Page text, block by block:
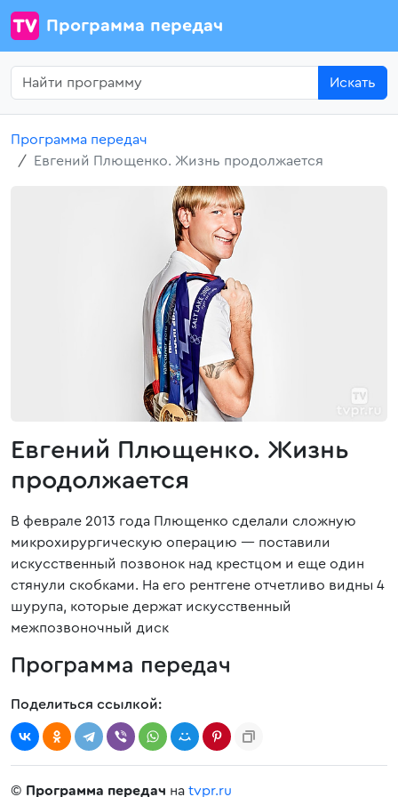
Программа передач
Искать
Программа передач
Евгений Плющенко. Жизнь продолжается
Евгений Плющенко. Жизнь
продолжается
В феврале 2013 года Плющенко сделали сложную
микрохирургическую операцию — поставили
искусственный позвонок над крестцом и еще один
стянули скобками. На его рентгене отчетливо видны 4
шурупа, которые держат искусственный
межпозвоночный диск
Программа передач
Поделиться ссылкой:
© Программа передач на tvpr.ru